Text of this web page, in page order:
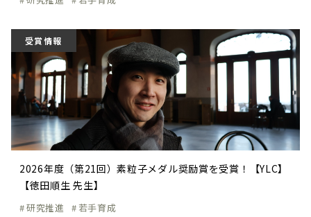
受賞情報
2026年度（第21回）素粒子メダル奨励賞を受賞！【YLC】
【徳田順生 先生】
研究推進 若手育成